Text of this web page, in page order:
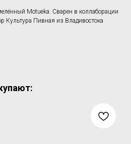
Motueka. Сварен в коллаборации
Культура Пивная из Владивостока